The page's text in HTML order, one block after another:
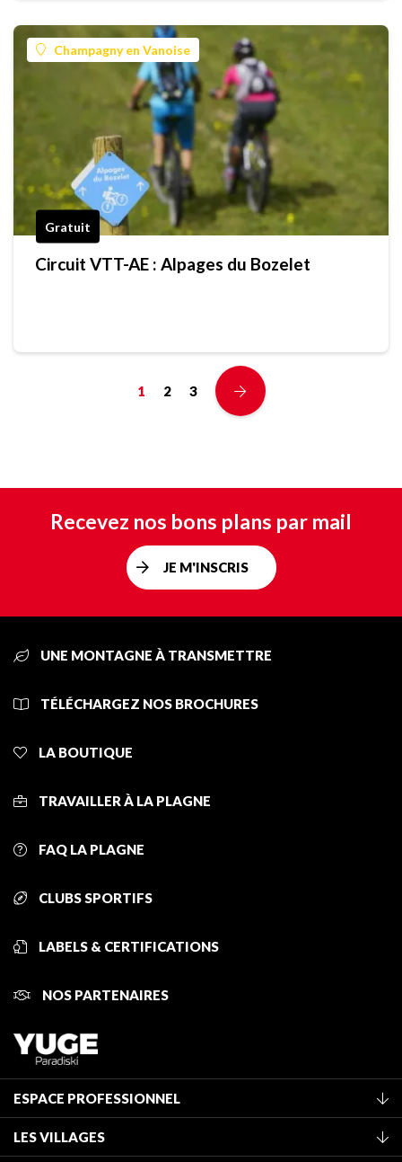
Champagny en Vanoise
Gratuit
Circuit VTT-AE : Alpages du Bozelet
1 2 3
Recevez nos bons plans par mail
JE M'INSCRIS
UNE MONTAGNE À TRANSMETTRE
TÉLÉCHARGEZ NOS BROCHURES
LA BOUTIQUE
TRAVAILLER À LA PLAGNE
FAQ LA PLAGNE
CLUBS SPORTIFS
LABELS & CERTIFICATIONS
NOS PARTENAIRES
ESPACE PROFESSIONNEL
Classement des meublés
LES VILLAGES